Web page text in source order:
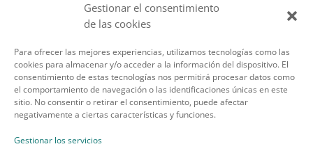
Gestionar el consentimiento
de las cookies
Para ofrecer las mejores experiencias, utilizamos tecnologías como las
cookies para almacenar y/o acceder a la información del dispositivo. El
consentimiento de estas tecnologías nos permitirá procesar datos como
el comportamiento de navegación o las identificaciones únicas en este
sitio. No consentir o retirar el consentimiento, puede afectar
negativamente a ciertas características y funciones.
Gestionar los servicios
SECCIONES DE INTERÉS